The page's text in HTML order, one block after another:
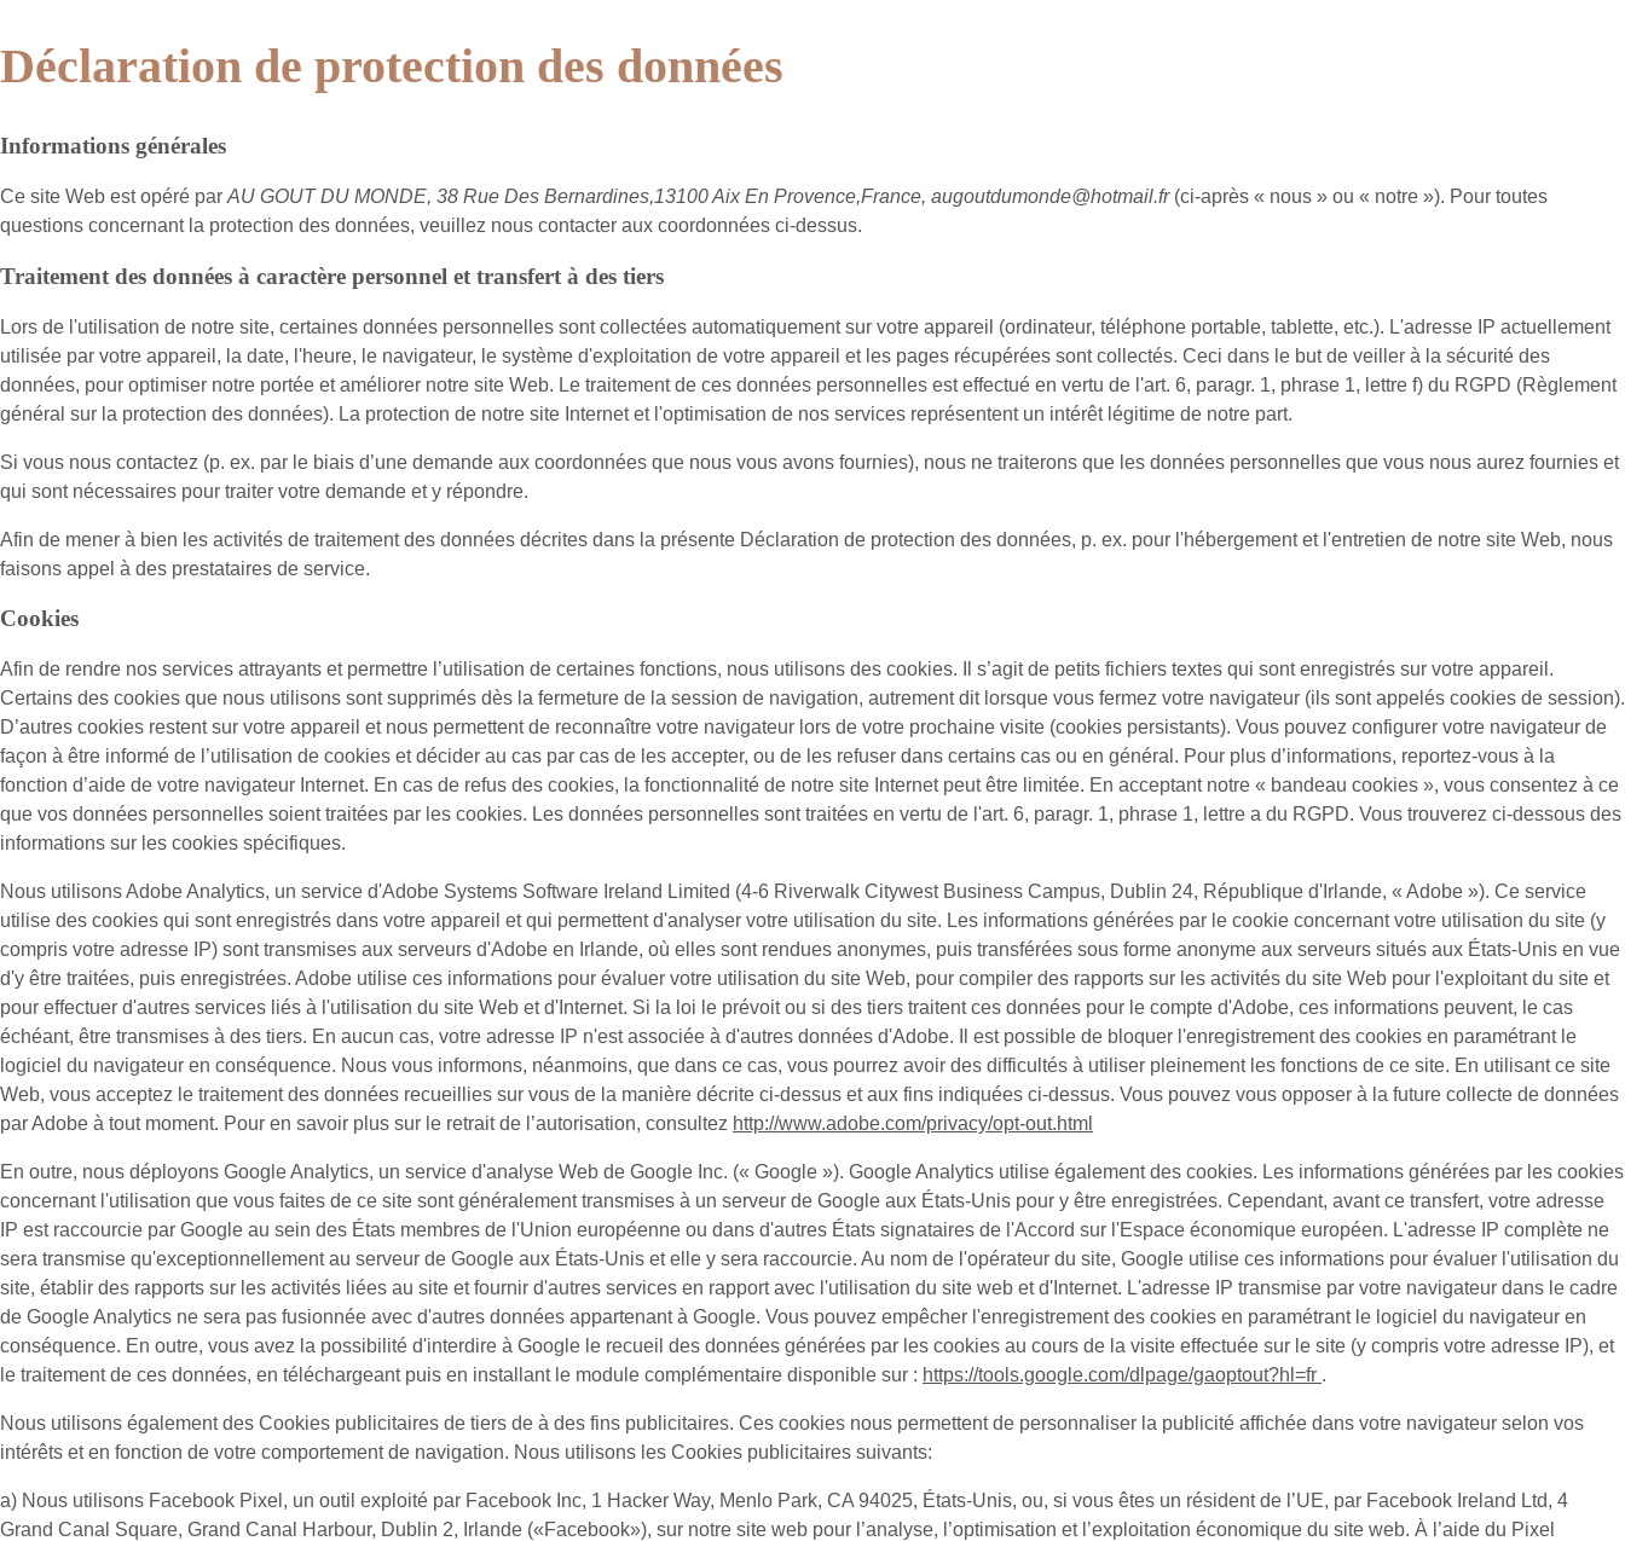
Déclaration de protection des données
Informations générales
Ce site Web est opéré par AU GOUT DU MONDE, 38 Rue Des Bernardines,13100 Aix En Provence,France, augoutdumonde@hotmail.fr (ci-après « nous » ou « notre »). Pour toutes
questions concernant la protection des données, veuillez nous contacter aux coordonnées ci-dessus.
Traitement des données à caractère personnel et transfert à des tiers
Lors de l'utilisation de notre site, certaines données personnelles sont collectées automatiquement sur votre appareil (ordinateur, téléphone portable, tablette, etc.). L'adresse IP actuellement
utilisée par votre appareil, la date, l'heure, le navigateur, le système d'exploitation de votre appareil et les pages récupérées sont collectés. Ceci dans le but de veiller à la sécurité des
données, pour optimiser notre portée et améliorer notre site Web. Le traitement de ces données personnelles est effectué en vertu de l'art. 6, paragr. 1, phrase 1, lettre f) du RGPD (Règlement
général sur la protection des données). La protection de notre site Internet et l'optimisation de nos services représentent un intérêt légitime de notre part.
Si vous nous contactez (p. ex. par le biais d’une demande aux coordonnées que nous vous avons fournies), nous ne traiterons que les données personnelles que vous nous aurez fournies et
qui sont nécessaires pour traiter votre demande et y répondre.
Afin de mener à bien les activités de traitement des données décrites dans la présente Déclaration de protection des données, p. ex. pour l'hébergement et l'entretien de notre site Web, nous
faisons appel à des prestataires de service.
Cookies
Afin de rendre nos services attrayants et permettre l’utilisation de certaines fonctions, nous utilisons des cookies. Il s’agit de petits fichiers textes qui sont enregistrés sur votre appareil.
Certains des cookies que nous utilisons sont supprimés dès la fermeture de la session de navigation, autrement dit lorsque vous fermez votre navigateur (ils sont appelés cookies de session).
D’autres cookies restent sur votre appareil et nous permettent de reconnaître votre navigateur lors de votre prochaine visite (cookies persistants). Vous pouvez configurer votre navigateur de
façon à être informé de l’utilisation de cookies et décider au cas par cas de les accepter, ou de les refuser dans certains cas ou en général. Pour plus d’informations, reportez-vous à la
fonction d’aide de votre navigateur Internet. En cas de refus des cookies, la fonctionnalité de notre site Internet peut être limitée. En acceptant notre « bandeau cookies », vous consentez à ce
que vos données personnelles soient traitées par les cookies. Les données personnelles sont traitées en vertu de l'art. 6, paragr. 1, phrase 1, lettre a du RGPD. Vous trouverez ci-dessous des
informations sur les cookies spécifiques.
Nous utilisons Adobe Analytics, un service d'Adobe Systems Software Ireland Limited (4-6 Riverwalk Citywest Business Campus, Dublin 24, République d'Irlande, « Adobe »). Ce service
utilise des cookies qui sont enregistrés dans votre appareil et qui permettent d'analyser votre utilisation du site. Les informations générées par le cookie concernant votre utilisation du site (y
compris votre adresse IP) sont transmises aux serveurs d'Adobe en Irlande, où elles sont rendues anonymes, puis transférées sous forme anonyme aux serveurs situés aux États-Unis en vue
d'y être traitées, puis enregistrées. Adobe utilise ces informations pour évaluer votre utilisation du site Web, pour compiler des rapports sur les activités du site Web pour l'exploitant du site et
pour effectuer d'autres services liés à l'utilisation du site Web et d'Internet. Si la loi le prévoit ou si des tiers traitent ces données pour le compte d'Adobe, ces informations peuvent, le cas
échéant, être transmises à des tiers. En aucun cas, votre adresse IP n'est associée à d'autres données d'Adobe. Il est possible de bloquer l'enregistrement des cookies en paramétrant le
logiciel du navigateur en conséquence. Nous vous informons, néanmoins, que dans ce cas, vous pourrez avoir des difficultés à utiliser pleinement les fonctions de ce site. En utilisant ce site
Web, vous acceptez le traitement des données recueillies sur vous de la manière décrite ci-dessus et aux fins indiquées ci-dessus. Vous pouvez vous opposer à la future collecte de données
par Adobe à tout moment. Pour en savoir plus sur le retrait de l’autorisation, consultez http://www.adobe.com/privacy/opt-out.html
En outre, nous déployons Google Analytics, un service d'analyse Web de Google Inc. (« Google »). Google Analytics utilise également des cookies. Les informations générées par les cookies
concernant l'utilisation que vous faites de ce site sont généralement transmises à un serveur de Google aux États-Unis pour y être enregistrées. Cependant, avant ce transfert, votre adresse
IP est raccourcie par Google au sein des États membres de l'Union européenne ou dans d'autres États signataires de l'Accord sur l'Espace économique européen. L'adresse IP complète ne
sera transmise qu'exceptionnellement au serveur de Google aux États-Unis et elle y sera raccourcie. Au nom de l'opérateur du site, Google utilise ces informations pour évaluer l'utilisation du
site, établir des rapports sur les activités liées au site et fournir d'autres services en rapport avec l'utilisation du site web et d'Internet. L'adresse IP transmise par votre navigateur dans le cadre
de Google Analytics ne sera pas fusionnée avec d'autres données appartenant à Google. Vous pouvez empêcher l'enregistrement des cookies en paramétrant le logiciel du navigateur en
conséquence. En outre, vous avez la possibilité d'interdire à Google le recueil des données générées par les cookies au cours de la visite effectuée sur le site (y compris votre adresse IP), et
le traitement de ces données, en téléchargeant puis en installant le module complémentaire disponible sur : https://tools.google.com/dlpage/gaoptout?hl=fr .
Nous utilisons également des Cookies publicitaires de tiers de à des fins publicitaires. Ces cookies nous permettent de personnaliser la publicité affichée dans votre navigateur selon vos
intérêts et en fonction de votre comportement de navigation. Nous utilisons les Cookies publicitaires suivants:
a) Nous utilisons Facebook Pixel , un outil exploité par Facebook Inc, 1 Hacker Way, Menlo Park, CA 94025, États-Unis, ou, si vous êtes un résident de l’UE, par Facebook Ireland Ltd, 4
Grand Canal Square, Grand Canal Harbour, Dublin 2, Irlande («Facebook»), sur notre site web pour l’analyse, l’optimisation et l’exploitation économique du site web. À l’aide du Pixel